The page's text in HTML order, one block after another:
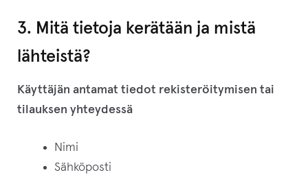
3. Mitä tietoja kerätään ja mistä
lähteistä?
Käyttäjän antamat tiedot rekisteröitymisen tai
tilauksen yhteydessä
Nimi
Sähköposti